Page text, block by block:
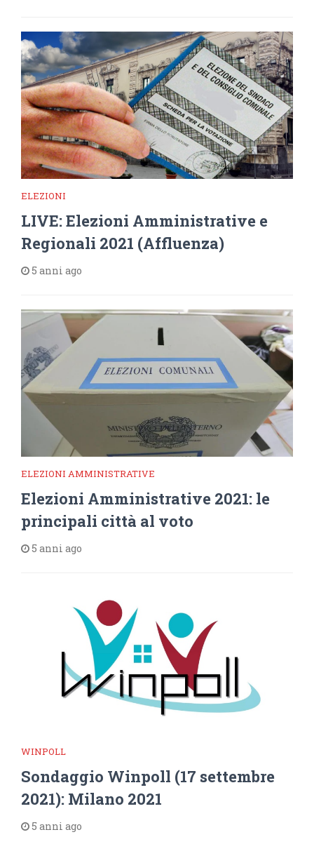
ELEZIONI
LIVE: Elezioni Amministrative e
Regionali 2021 (Affluenza)
5 anni ago
ELEZIONI AMMINISTRATIVE
Elezioni Amministrative 2021: le
principali città al voto
5 anni ago
WINPOLL
Sondaggio Winpoll (17 settembre
2021): Milano 2021
5 anni ago